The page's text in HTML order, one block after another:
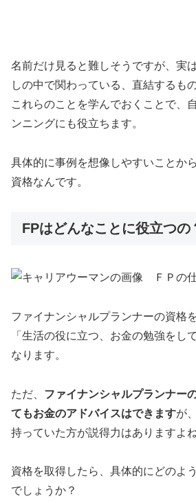
名前だけ見ると難しそうですが、実
しの中で関わっている、直結するも
これらのことを学んでおくことで、
ンニングにも役立ちます。
具体的に事例を想像しやすいことか
資格なんです。
FPはどんなことに役立つの
ファイナンシャルプランナーの資格
「生活の役に立つ、お金の勉強をし
なります。
ただ、 ファイナンシャルプランナー
てもお金のアドバイスはできますが
持っていた方が説得力はありますよね
資格を取得したら、具体的にどのよ
でしょうか？